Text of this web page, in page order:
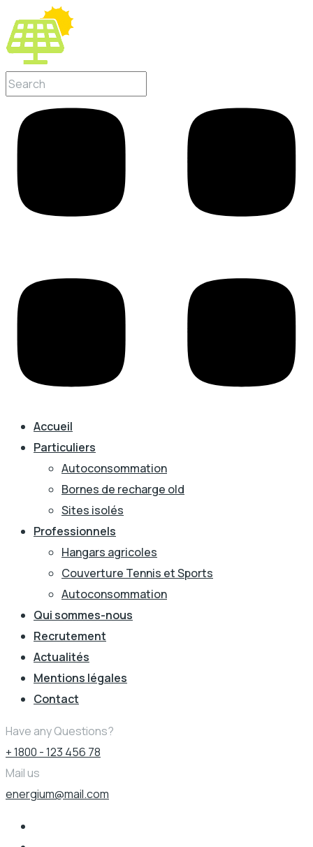
Accueil
Particuliers
Autoconsommation
Bornes de recharge old
Sites isolés
Professionnels
Hangars agricoles
Couverture Tennis et Sports
Autoconsommation
Qui sommes-nous
Recrutement
Actualités
Mentions légales
Contact
Have any Questions?
+ 1800 - 123 456 78
Mail us
energium@mail.com